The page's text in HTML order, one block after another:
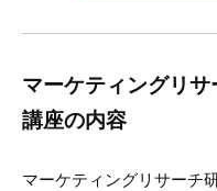
マーケティングリ
講座の内容
マーケティングリサーチ